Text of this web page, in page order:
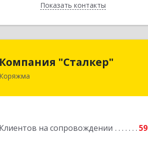
Показать контакты
Назад
Компания "Сталкер"
Коряжма
Клиентов на сопровождении 59
165651, Архангельская обл, Коряжма г,